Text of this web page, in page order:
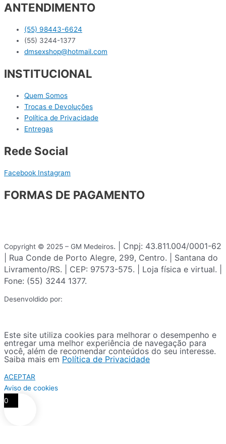
ANTENDIMENTO
(55) 98443-6624
(55) 3244-1377
dmsexshop@hotmail.com
INSTITUCIONAL
Quem Somos
Trocas e Devoluções
Política de Privacidade
Entregas
Rede Social
Facebook Instagram
FORMAS DE PAGAMENTO
Copyright © 2025 – GM Medeiros. | Cnpj: 43.811.004/0001-62
| Rua Conde de Porto Alegre, 299, Centro. | Santana do
Livramento/RS. | CEP: 97573-575. | Loja física e virtual. |
Fone: (55) 3244 1377.
Desenvoldido por:
Este site utiliza cookies para melhorar o desempenho e
entregar uma melhor experiência de navegação para
você, além de recomendar conteúdos do seu interesse.
Saiba mais em Política de Privacidade
ACEPTAR
Aviso de cookies
0